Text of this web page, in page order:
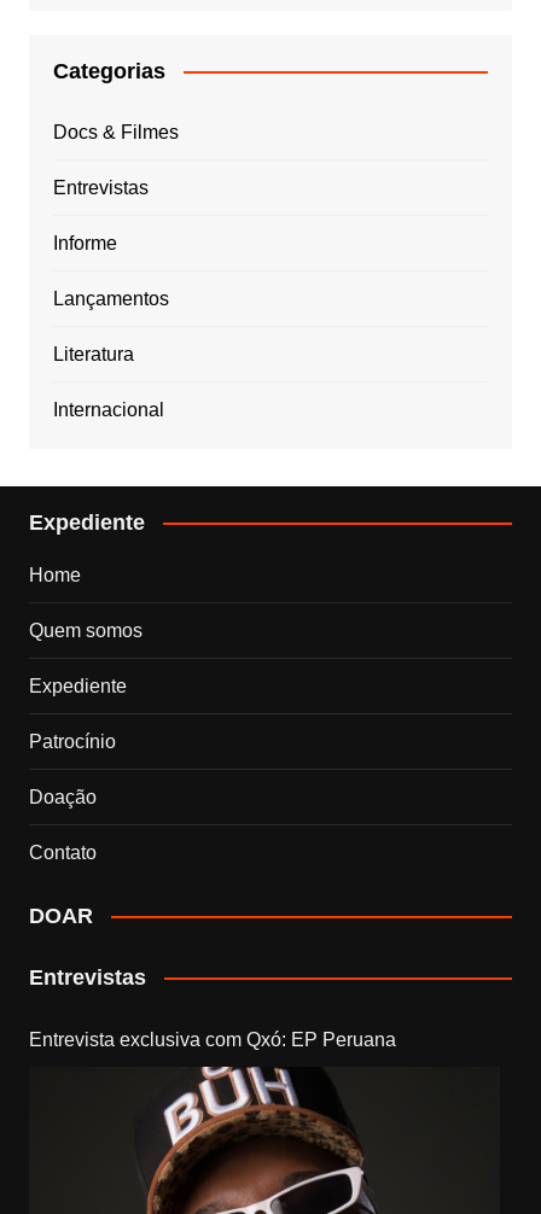
Categorias
Docs & Filmes
Entrevistas
Informe
Lançamentos
Literatura
Internacional
Expediente
Home
Quem somos
Expediente
Patrocínio
Doação
Contato
DOAR
Entrevistas
Entrevista exclusiva com Qxó: EP Peruana